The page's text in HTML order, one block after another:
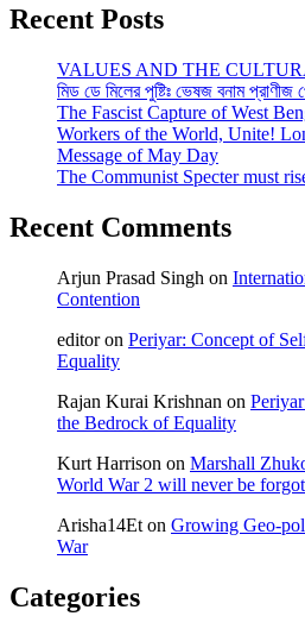
Recent Posts
VALUES AND THE
মিড ডে মিলের পুষ্টিঃ ভেষজ বনাম প্রাণীজ
The Fascist Capture of West
Workers of the World, Unite!
Message of May Day
The Communist Specter must
Recent Comments
Arjun Prasad Singh on
Contention
editoron Periyar: Concept of
Equality
Rajan Kurai Krishnan on
the Bedrock of Equality
Kurt Harrison on Marshall
World War 2 will never be
Arisha14Et on Growing Geo-
War
Categories